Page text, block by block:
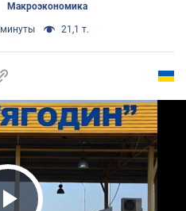
Mакроэкономика
21,1 т.